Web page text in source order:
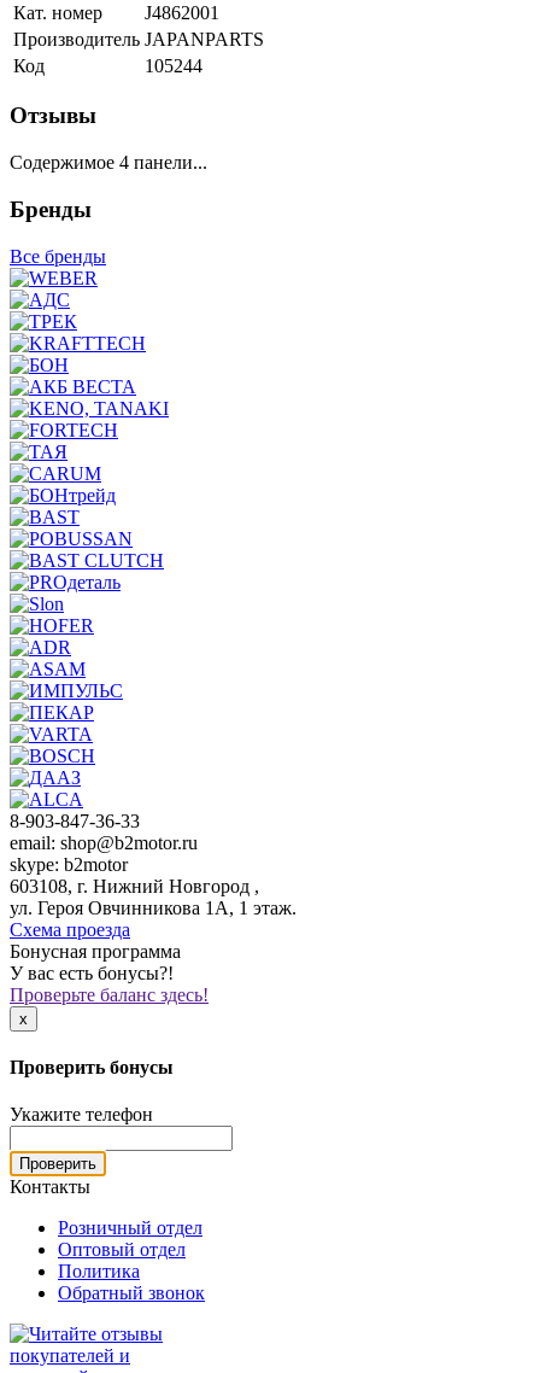
Кат. номер
J4862001
Производитель JAPANPARTS
Код
105244
Отзывы
Содержимое 4 панели...
Бренды
Все бренды
8-903-847-36-33
email: shop@b2motor.ru
skype: b2motor
603108, г. Нижний Новгород ,
ул. Героя Овчинникова 1А, 1 этаж.
Схема проезда
Бонусная программа
У вас есть бонусы?!
Проверьте баланс здесь!
x
Проверить бонусы
Укажите телефон
Проверить
Контакты
Розничный отдел
Оптовый отдел
Политика
Обратный звонок